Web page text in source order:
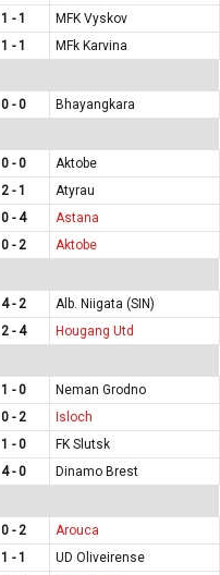
1 - 1
MFK Vyskov
1 - 1
MFk Karvina
0 - 0
Bhayangkara
0 - 0
Aktobe
2 - 1
Atyrau
0 - 4
Astana
0 - 2
Aktobe
4 - 2
Alb. Niigata (SIN)
2 - 4
Hougang Utd
1 - 0
Neman Grodno
0 - 2
Isloch
1 - 0
FK Slutsk
4 - 0
Dinamo Brest
0 - 2
Arouca
1 - 1
UD Oliveirense